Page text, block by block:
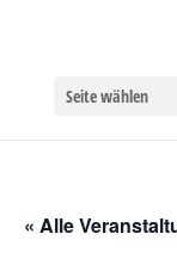
Seite wählen
« Alle